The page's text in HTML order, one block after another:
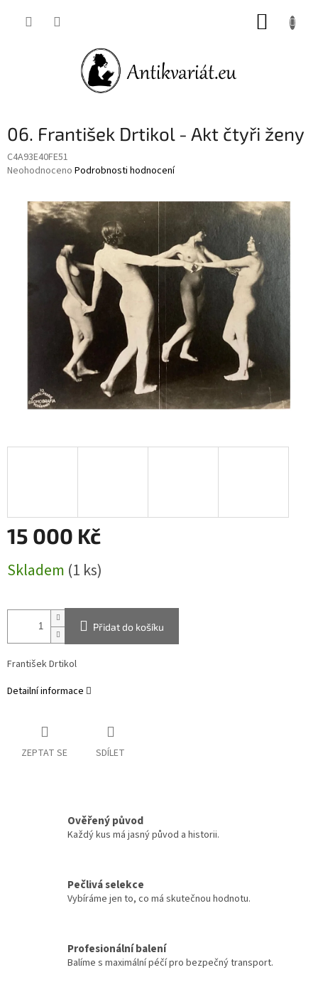
06. František Drtikol - Akt čtyři ženy
C4A93E40FE51
Průměrné
Neohodnoceno Podrobnosti hodnocení
15 000 Kč
cena:
Skladem (1 ks)
Přidat do košíku
František Drtikol
Detailní informace
ZEPTAT SE SDÍLET
Ověřený původ
Každý kus má jasný původ a historii.
Pečlivá selekce
Vybíráme jen to, co má skutečnou hodnotu.
Profesionální balení
Balíme s maximální péčí pro bezpečný transport.